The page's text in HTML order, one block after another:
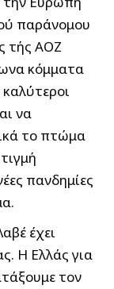
παράνομου
τής ΑΟΖ
κόμματα
να
το πτώμα
πανδημίες
έχει
Η Ελλάς για
τον